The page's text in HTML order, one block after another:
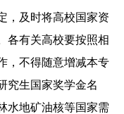
，及时将高校国家资
各有关高校要按照相
，不得随意增减本专
究生国家奖学金名
水地矿油核等国家需